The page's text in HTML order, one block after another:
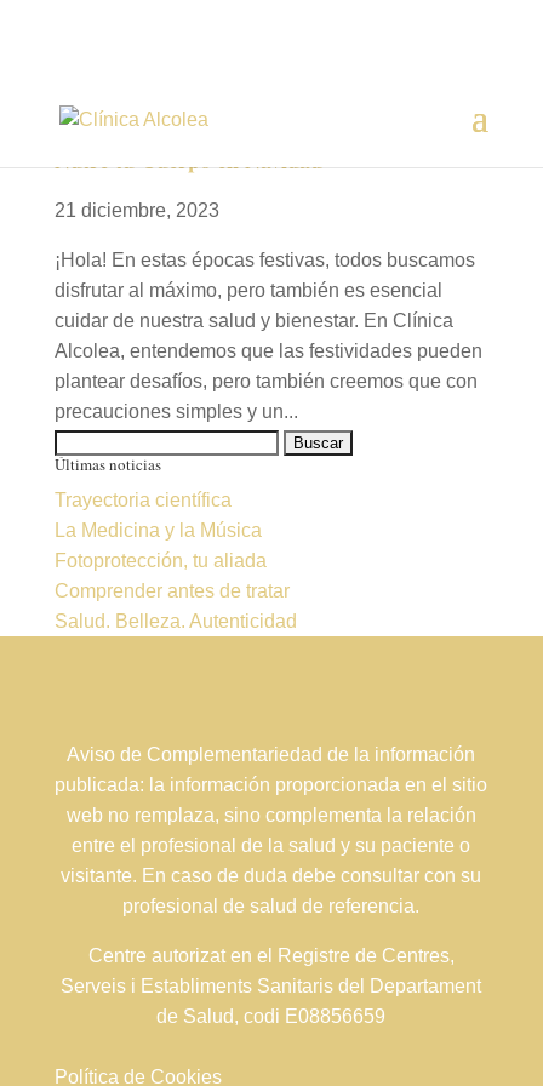
Nutre tu Cuerpo en Navidad
21 diciembre, 2023
¡Hola! En estas épocas festivas, todos buscamos
disfrutar al máximo, pero también es esencial
cuidar de nuestra salud y bienestar. En Clínica
Alcolea, entendemos que las festividades pueden
plantear desafíos, pero también creemos que con
precauciones simples y un...
Últimas noticias
Trayectoria científica
La Medicina y la Música
Fotoprotección, tu aliada
Comprender antes de tratar
Salud. Belleza. Autenticidad
Aviso de Complementariedad de la información
publicada: la información proporcionada en el sitio
web no remplaza, sino complementa la relación
entre el profesional de la salud y su paciente o
visitante. En caso de duda debe consultar con su
profesional de salud de referencia.
Centre autorizat en el Registre de Centres,
Serveis i Establiments Sanitaris del Departament
de Salud, codi E08856659
Política de Cookies